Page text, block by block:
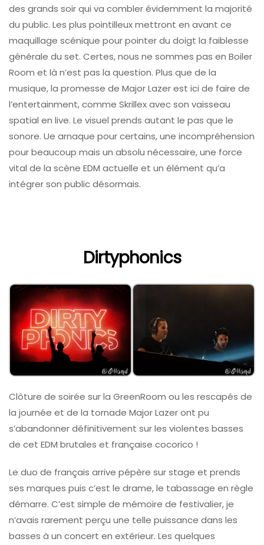
des grands soir qui va combler évidemment la majorité
du public. Les plus pointilleux mettront en avant ce
maquillage scénique pour pointer du doigt la faiblesse
générale du set. Certes, nous ne sommes pas en Boiler
Room et là n’est pas la question. Plus que de la
musique, la promesse de Major Lazer est ici de faire de
l’entertainment, comme Skrillex avec son vaisseau
spatial en live. Le visuel prends autant le pas que le
sonore. Ue arnaque pour certains, une incompréhension
pour beaucoup mais un absolu nécessaire, une force
vital de la scène EDM actuelle et un élément qu’a
intégrer son public désormais.
Dirtyphonics
Clôture de soirée sur la GreenRoom ou les rescapés de
la journée et de la tornade Major Lazer ont pu
s’abandonner définitivement sur les violentes basses
de cet EDM brutales et française cocorico !
Le duo de français arrive pépère sur stage et prends
ses marques puis c’est le drame, le tabassage en règle
démarre. C’est simple de mémoire de festivalier, je
n’avais rarement perçu une telle puissance dans les
basses à un concert en extérieur. Les quelques